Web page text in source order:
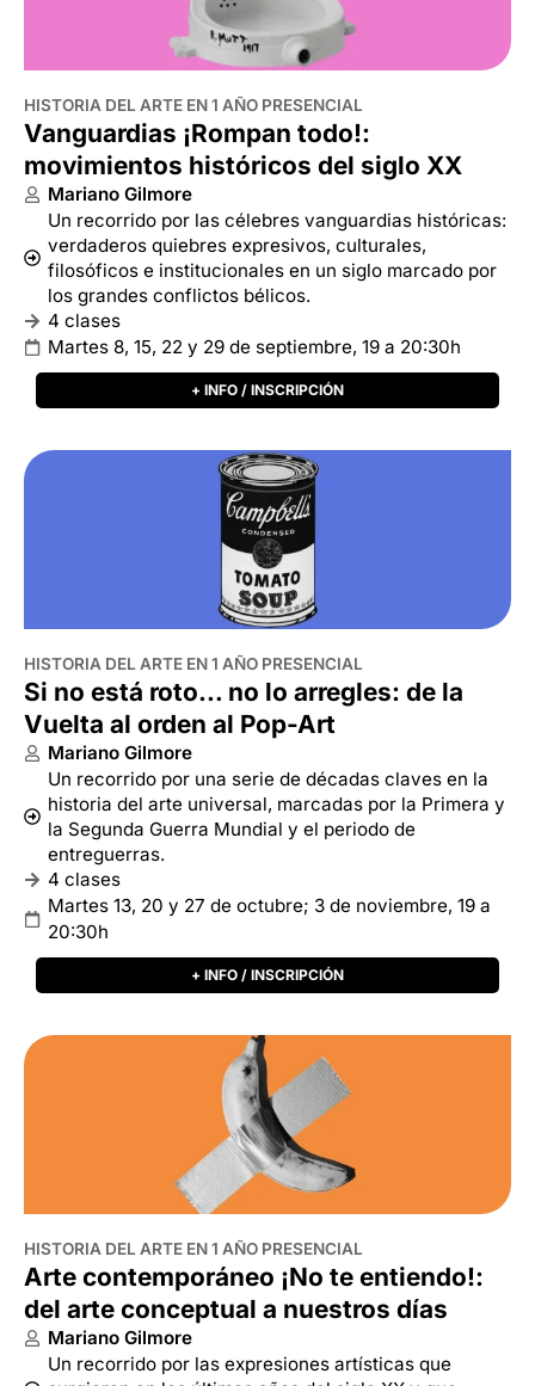
HISTORIA DEL ARTE EN 1 AÑO PRESENCIAL
Vanguardias ¡Rompan todo!:
movimientos históricos del siglo XX
Mariano Gilmore
Un recorrido por las célebres vanguardias históricas:
verdaderos quiebres expresivos, culturales,
filosóficos e institucionales en un siglo marcado por
los grandes conflictos bélicos.
4 clases
Martes 8, 15, 22 y 29 de septiembre, 19 a 20:30h
+ INFO / INSCRIPCIÓN
HISTORIA DEL ARTE EN 1 AÑO PRESENCIAL
Si no está roto… no lo arregles: de la
Vuelta al orden al Pop-Art
Mariano Gilmore
Un recorrido por una serie de décadas claves en la
historia del arte universal, marcadas por la Primera y
la Segunda Guerra Mundial y el periodo de
entreguerras.
4 clases
Martes 13, 20 y 27 de octubre; 3 de noviembre, 19 a
20:30h
+ INFO / INSCRIPCIÓN
HISTORIA DEL ARTE EN 1 AÑO PRESENCIAL
Arte contemporáneo ¡No te entiendo!:
del arte conceptual a nuestros días
Mariano Gilmore
Un recorrido por las expresiones artísticas que